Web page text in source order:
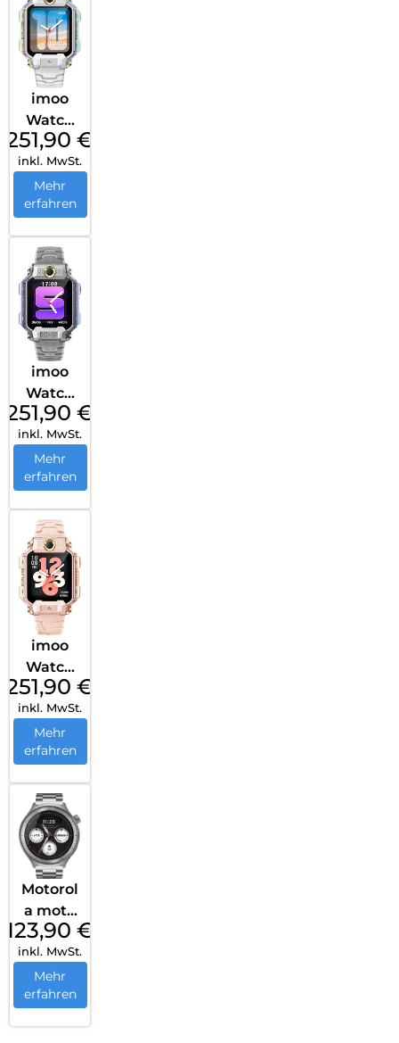
imoo
Watch
Phone
X10
Weiß
251,90 €
inkl. MwSt.
Mehr
erfahren
imoo
Watch
Phone
X10
Silber
251,90 €
inkl. MwSt.
Mehr
erfahren
imoo
Watch
Phone
X10
Rosa
251,90 €
inkl. MwSt.
Mehr
erfahren
Motorol
a moto
watch
Matte
Silver
123,90 €
inkl. MwSt.
Mehr
erfahren